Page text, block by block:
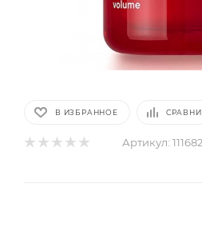
В ИЗБРАННОЕ
Артикул: 111682